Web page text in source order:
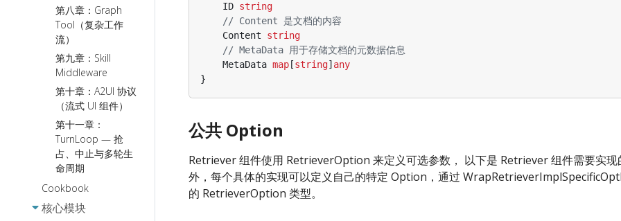
第八章：Graph
Tool（复杂工作
流）
第九章：Skill
Middleware
第十章：A2UI 协议
（流式 UI 组件）
第十一章：
TurnLoop — 抢
占、中止与多轮生
命周期
Cookbook
核心模块
ID string
// Content 是文档的内容
Content
string
// MetaData 用于存储文档的元数据信息
MetaData map [string] any
}
公共 Option
Retriever 组件使用 RetrieverOption 来定义可选参数， 以下是 Retriever 组件需要实
外，每个具体的实现可以定义自己的特定 Option，通过
的 RetrieverOption 类型。